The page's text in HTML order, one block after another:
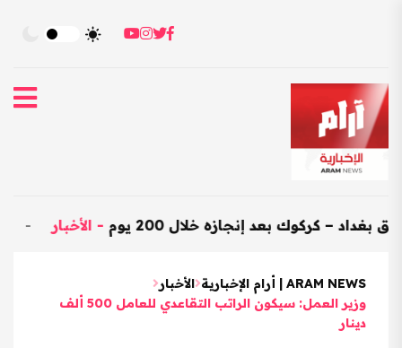
العراق يستورد - بعد إنجازه خلال 200 يوم -الأخبار
ARAM NEWS | أرام الإخبارية
الأخبار
وزير العمل: سيكون الراتب التقاعدي للعامل 500 ألف
دينار